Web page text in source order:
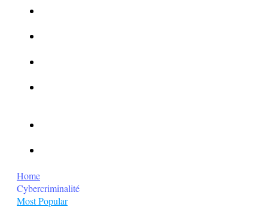
Home
Cybercriminalité
Most Popular